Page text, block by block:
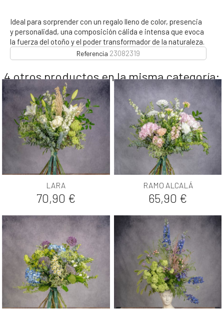
Ideal para sorprender con un regalo lleno de color, presencia
y personalidad, una composición cálida e intensa que evoca
la fuerza del otoño y el poder transformador de la naturaleza.
Referencia 23082319
4 otros productos en la misma categoría:
LARA
Precio
70,90 €
RAMO ALCALÁ
Precio
65,90 €